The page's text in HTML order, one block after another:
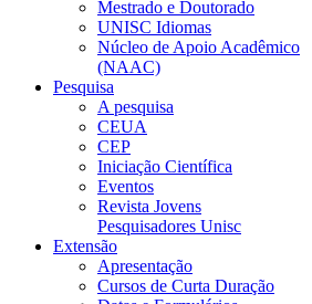
Mestrado e Doutorado
UNISC Idiomas
Núcleo de Apoio Acadêmico
(NAAC)
Pesquisa
A pesquisa
CEUA
CEP
Iniciação Científica
Eventos
Revista Jovens
Pesquisadores Unisc
Extensão
Apresentação
Cursos de Curta Duração